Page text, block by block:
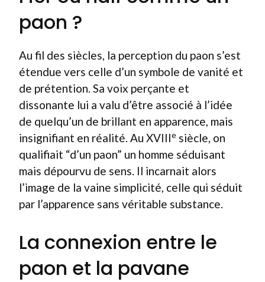
paon ?
Au fil des siècles, la perception du paon s’est
étendue vers celle d’un symbole de vanité et
de prétention. Sa voix perçante et
dissonante lui a valu d’être associé à l’idée
de quelqu’un de brillant en apparence, mais
insignifiant en réalité. Au XVIIIe siècle, on
qualifiait “d’un paon” un homme séduisant
mais dépourvu de sens. Il incarnait alors
l’image de la vaine simplicité, celle qui séduit
par l’apparence sans véritable substance.
La connexion entre le
paon et la pavane